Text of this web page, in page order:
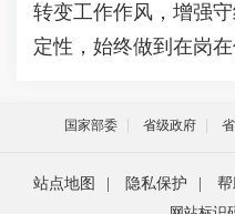
转变工作作风，增强
定性，始终做到在岗
国家部委 省级政府
站点地图 隐私保护